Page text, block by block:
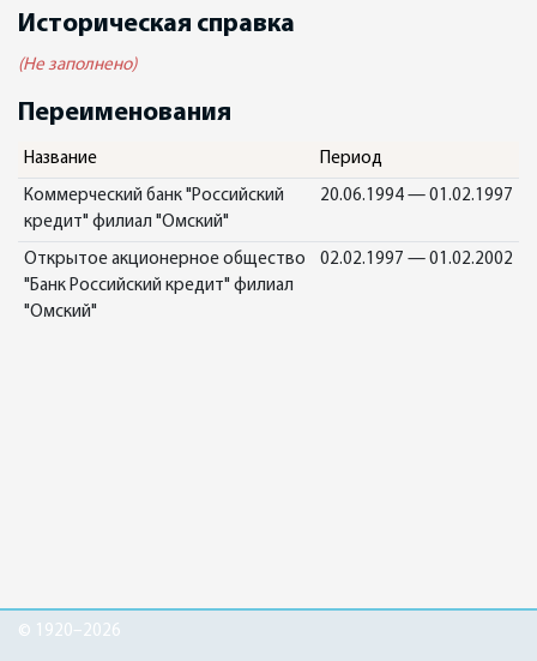
Историческая справка
(Не заполнено)
Переименования
Название Период
Коммерческий банк "Российский
кредит" филиал "Омский"
20.06.1994 — 01.02.1997
Открытое акционерное общество
"Банк Российский кредит" филиал
"Омский"
02.02.1997 — 01.02.2002
© 1920–2026